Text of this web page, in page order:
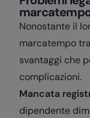
Nonostante il
marcatempo
svantaggi che
complicazioni.
Mancata
dipendente